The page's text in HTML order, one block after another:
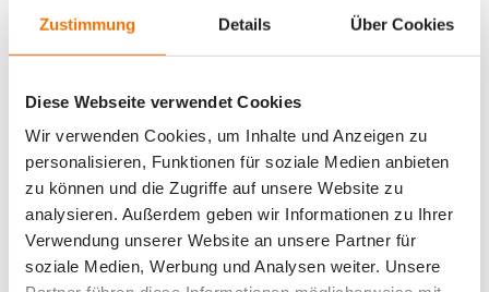
Zustimmung Details Über Cookies
Diese Webseite verwendet Cookies
Wir verwenden Cookies, um Inhalte und Anzeigen zu
personalisieren, Funktionen für soziale Medien anbieten
zu können und die Zugriffe auf unsere Website zu
analysieren. Außerdem geben wir Informationen zu Ihrer
Verwendung unserer Website an unsere Partner für
soziale Medien, Werbung und Analysen weiter. Unsere
befinden sich wertvolle Lebensräume.
Ökologische Erfolge in Gommiswald sichtbar
Im Abbaugebiet Schönenbach konnte im Jahr 2020
erstmals ein Kammmolch gesichtet werden. Diese
Sichtung ist eine Sensation, da auch der Kammmolch
eine stark gefährdete Art darstellt. In der Region
konnte bisher lediglich im Kaltbrunner Riet ein kleines
Vorkommen nachgewiesen werden.